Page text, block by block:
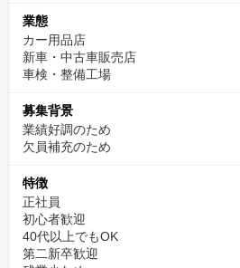
業態
カー用品店
新車・中古車販売店
車検・整備工場
募集背景
業績好調のため
欠員補充のため
特徴
正社員
初心者歓迎
40代以上でもOK
第二新卒歓迎